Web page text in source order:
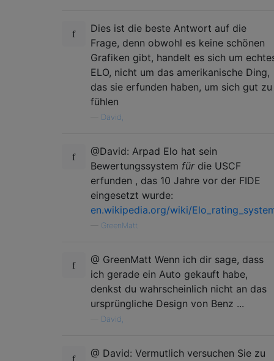
Dies ist die beste Antwort auf die
Frage, denn obwohl es keine schönen
Grafiken gibt, handelt es sich um
ELO, nicht um das amerikanische Ding,
das sie erfunden haben, um sich gut zu
fühlen
David,
@David: Arpad Elo hat sein
Bewertungssystem für die USCF
erfunden , das 10 Jahre vor der FIDE
eingesetzt wurde:
en.wikipedia.org/wiki/
GreenMatt
@ GreenMatt Wenn ich dir sage, dass
ich gerade ein Auto gekauft habe,
denkst du wahrscheinlich nicht an das
ursprüngliche Design von Benz ...
David,
@ David: Vermutlich versuchen Sie zu